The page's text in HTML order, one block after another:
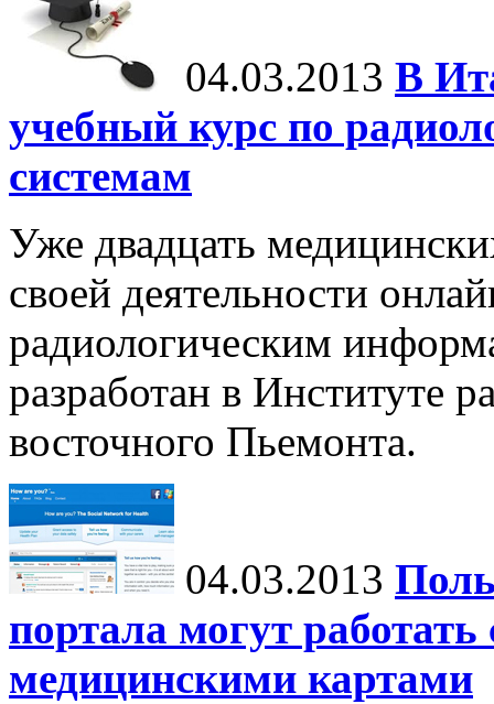
04.03.2013 В
учебный курс по
системам
Уже двадцать
своей деятельности
радиологическим
разработан в Институте
восточного Пьемонта.
04.03.2013
портала могут
медицинскими картами